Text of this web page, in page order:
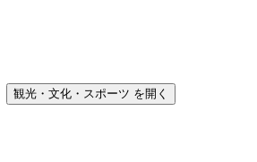
観光・文化・スポーツ を開く